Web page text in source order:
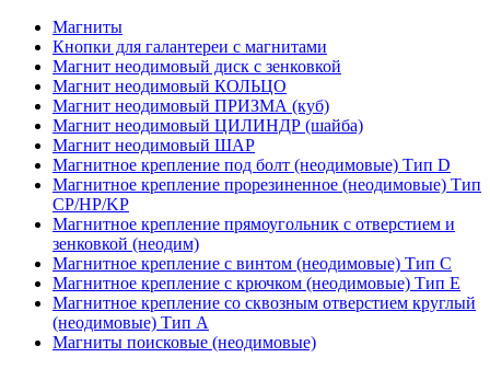
Магниты
Кнопки для галантереи с магнитами
Магнит неодимовый диск с зенковкой
Магнит неодимовый КОЛЬЦО
Магнит неодимовый ПРИЗМА (куб)
Магнит неодимовый ЦИЛИНДР (шайба)
Магнит неодимовый ШАР
Магнитное крепление под болт (неодимовые) Тип D
Магнитное крепление прорезиненное (неодимовые) Тип
CP/HP/KP
Магнитное крепление прямоугольник с отверстием и
зенковкой (неодим)
Магнитное крепление с винтом (неодимовые) Тип С
Магнитное крепление с крючком (неодимовые) Тип Е
Магнитное крепление со сквозным отверстием круглый
(неодимовые) Тип А
Магниты поисковые (неодимовые)